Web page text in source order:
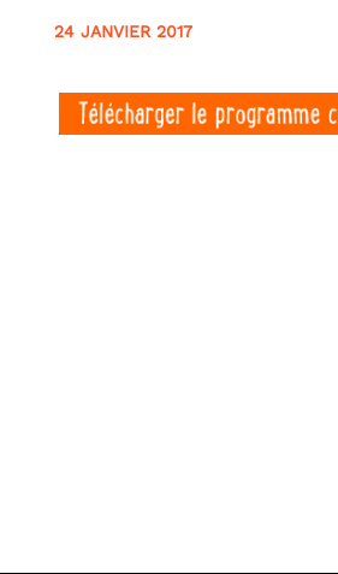
24 JANVIER 2017